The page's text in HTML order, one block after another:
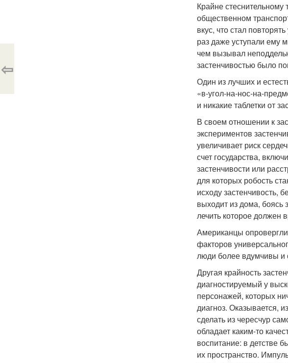
Крайне стеснительному
общественном
вкус, что стал
раз даже уступали ему
чем вызывал
застенчивостью было
Один из лучших и
«в-угол-на-нос-на-
и никакие таблетки от
В своем отношении к
экспериментов
увеличивает риск
счет государства,
застенчивости или
для которых робость
исходу застенчивость,
выходит из дома, боясь
лечить которое должен
Американцы
факторов
люди более вдумчивы
Другая крайность
диагностируемый у
персонажей, которых
диагноз. Оказывается,
сделать из чересчур
обладает каким-то
воспитание: в детстве
их пространство.
⇦